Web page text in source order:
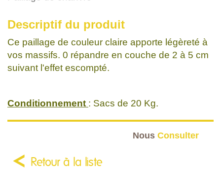
Descriptif du produit
Ce paillage de couleur claire apporte légèreté à
vos massifs. 0 répandre en couche de 2 à 5 cm
suivant l'effet escompté.
Conditionnement : Sacs de 20 Kg.
Nous Consulter
Retour à la liste